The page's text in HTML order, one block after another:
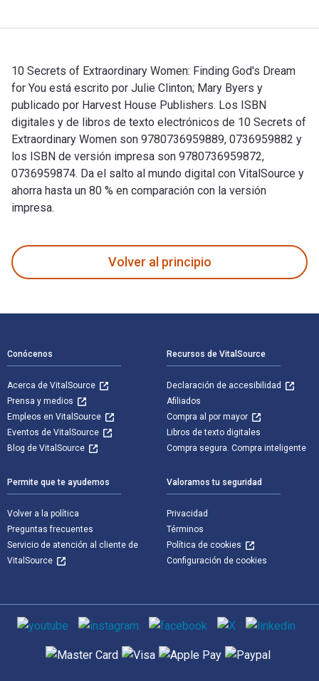
10 Secrets of Extraordinary Women: Finding God's Dream
for You está escrito por Julie Clinton; Mary Byers y
publicado por Harvest House Publishers. Los ISBN
digitales y de libros de texto electrónicos de 10 Secrets of
Extraordinary Women son 9780736959889, 0736959882 y
los ISBN de versión impresa son 9780736959872,
0736959874. Da el salto al mundo digital con VitalSource y
ahorra hasta un 80 % en comparación con la versión
impresa.
Volver al principio
Conócenos
Acerca de VitalSource
Prensa y medios
Empleos en VitalSource
Eventos de VitalSource
Blog de VitalSource
Recursos de VitalSource
Declaración de accesibilidad
Afiliados
Compra al por mayor
Libros de texto digitales
Compra segura. Compra inteligente
Permite que te ayudemos
Volver a la política
Preguntas frecuentes
Servicio de atención al cliente de
VitalSource
Valoramos tu seguridad
Privacidad
Términos
Política de cookies
Configuración de cookies
Medios de comunicación social
Métodos de pago admitidos